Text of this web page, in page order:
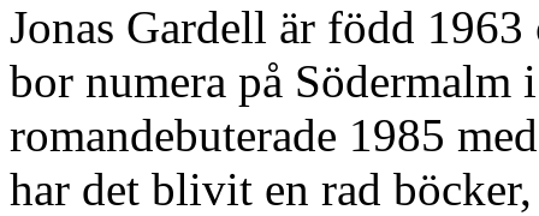
Jonas Gardell är född
bor numera på
romandebuterade 1985
har det blivit en rad